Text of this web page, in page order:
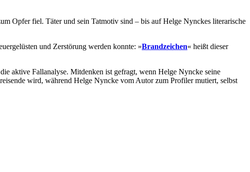
Opfer fiel. Täter und sein Tatmotiv sind – bis auf Helge Nynckes literarische
und Zerstörung werden konnte: »Brandzeichen« heißt dieser
aktive Fallanalyse. Mitdenken ist gefragt, wenn Helge Nyncke seine
wird, während Helge Nyncke vom Autor zum Profiler mutiert, selbst